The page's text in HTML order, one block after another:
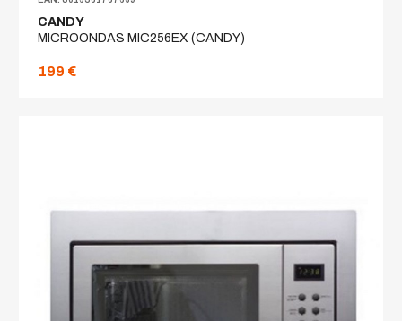
CANDY
MICROONDAS MIC256EX (CANDY)
199 €